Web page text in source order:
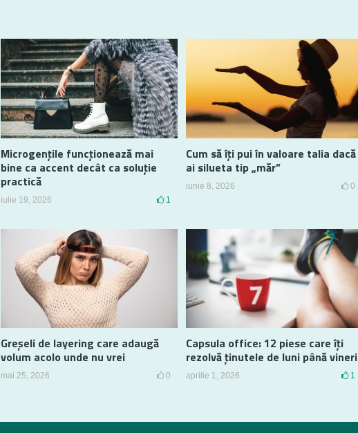
Microgențile funcționează mai
bine ca accent decât ca soluție
practică
iulie 19, 2026 1
Cum să îți pui în valoare talia dacă
ai silueta tip „măr”
iunie 8, 2026 0
Greșeli de layering care adaugă
volum acolo unde nu vrei
mai 25, 2026 0
Capsula office: 12 piese care îți
rezolvă ținutele de luni până vineri
aprilie 1, 2026 1